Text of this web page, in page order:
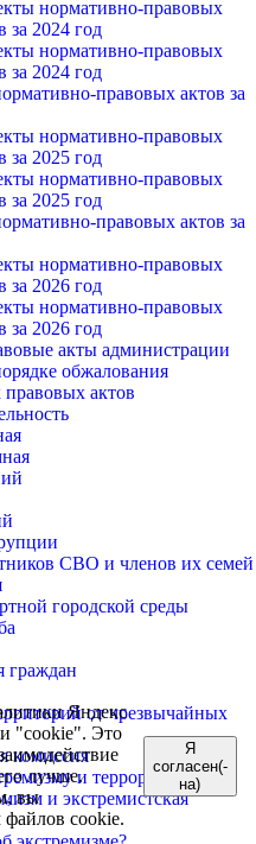
нормативно-правовых
за 2024 год
нормативно-правовых
за 2024 год
правовых актов за
нормативно-правовых
за 2025 год
нормативно-правовых
за 2025 год
правовых актов за
нормативно-правовых
за 2026 год
нормативно-правовых
за 2026 год
акты администрации
обжалования
актов
СВО и членов их семей
городской среды
граждан
от чрезвычайных
комиссия
и терроризму
и экстремистская
Яндекс
"cookie". Это
лучше.
вы
файлов cookie.
Я
согласен(-
на)